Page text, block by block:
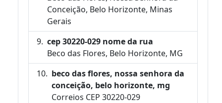
Conceição, Belo Horizonte, Minas
Gerais
cep 30220-029 nome da rua
Beco das Flores, Belo Horizonte, MG
beco das flores, nossa senhora da
conceição, belo horizonte, mg
Correios CEP 30220-029